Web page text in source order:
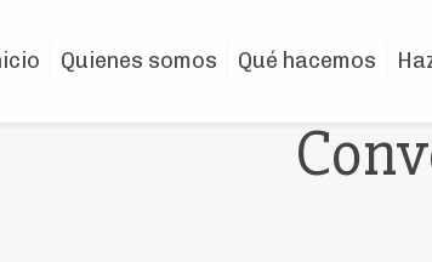
Quienes somos Qué hacemos